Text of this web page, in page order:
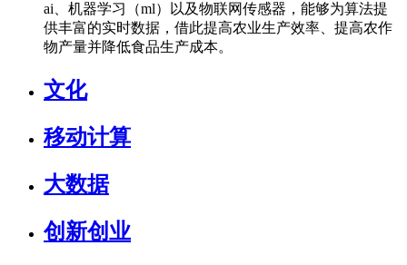
ai、机器学习（ml）以及物联网传感器，能够为算法提
供丰富的实时数据，借此提高农业生产效率、提高农作
物产量并降低食品生产成本。
文化
移动计算
大数据
创新创业